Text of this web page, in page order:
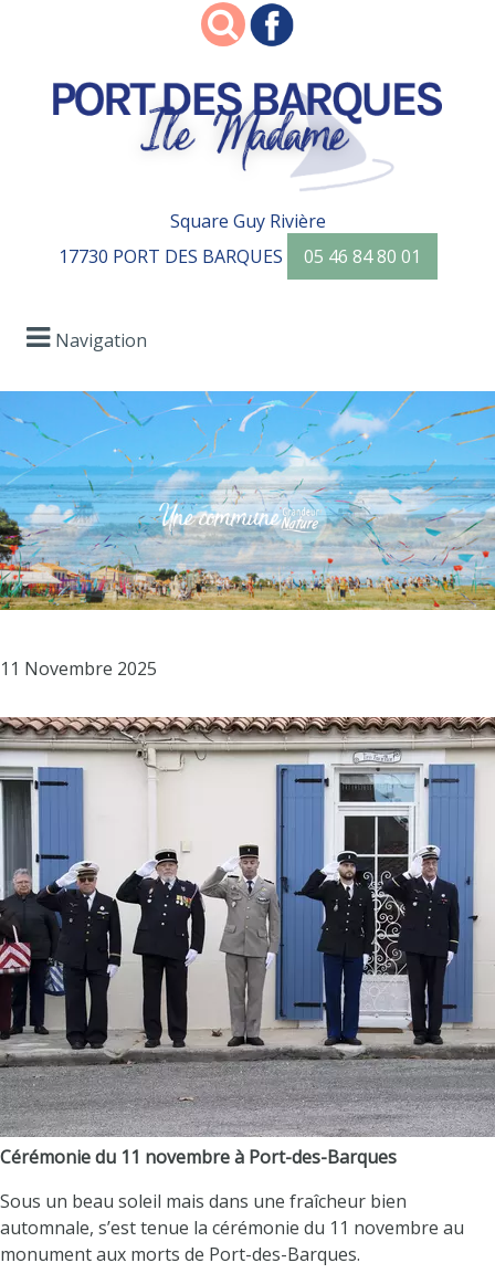
Square Guy Rivière
17730 PORT DES BARQUES
05 46 84 80 01
Navigation
11 Novembre 2025
Cérémonie du 11 novembre à Port-des-Barques
Sous un beau soleil mais dans une fraîcheur bien
automnale, s’est tenue la cérémonie du 11 novembre au
monument aux morts de Port-des-Barques.